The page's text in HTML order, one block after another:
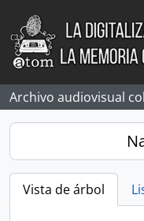
Skip to main content
Archivo audiovisual
Vista de árbol